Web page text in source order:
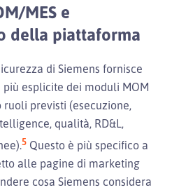
MES e
della piattaforma
di Siemens fornisce
esplicite dei moduli MOM
previsti (esecuzione,
qualità, RD&L,
5 Questo è più specifico a
alle pagine di marketing
cosa Siemens considera